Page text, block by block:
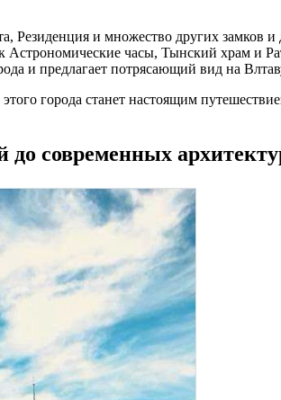
Резиденция и множество других замков и
Астрономические часы, Тынский храм и
и предлагает потрясающий вид на
города станет настоящим
до современных